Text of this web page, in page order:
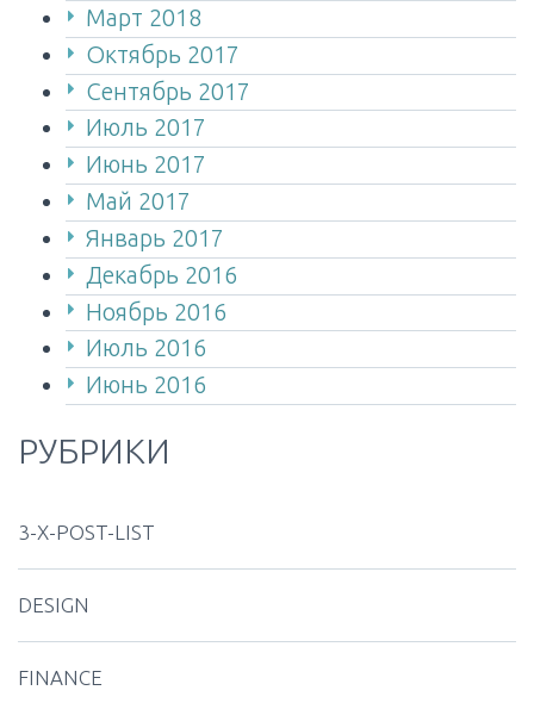
Март 2018
Октябрь 2017
Сентябрь 2017
Июль 2017
Июнь 2017
Май 2017
Январь 2017
Декабрь 2016
Ноябрь 2016
Июль 2016
Июнь 2016
РУБРИКИ
3-X-POST-LIST
DESIGN
FINANCE